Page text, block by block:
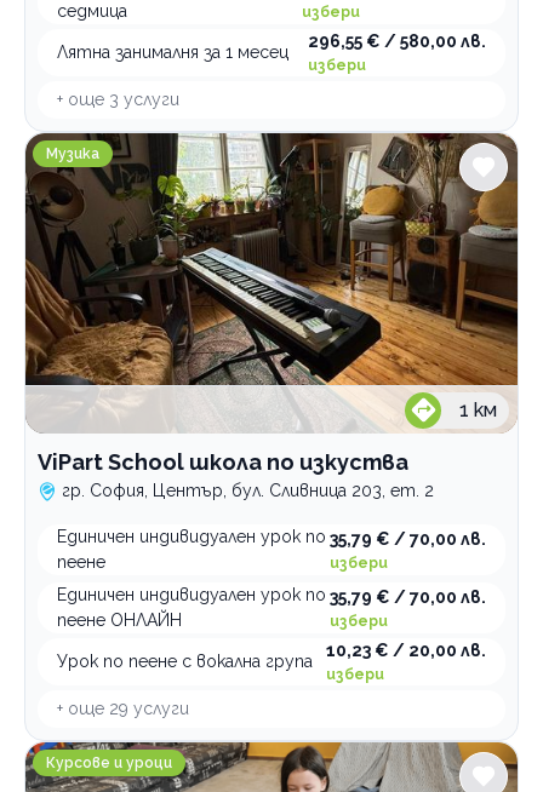
седмица
избери
Лятна занималня за 1 месец
296,55 € / 580,00 лв.
избери
+ още 3 услуги
ViPart School школа по изкуства
Музика
1 км
ViPart School школа по изкуства
гр. София, Център, бул. Сливница 203, ет. 2
Единичен индивидуален урок по
пеене
35,79 € / 70,00 лв.
избери
Единичен индивидуален урок по
пеене ОНЛАЙН
35,79 € / 70,00 лв.
избери
Урок по пеене с вокална група
10,23 € / 20,00 лв.
избери
+ още 29 услуги
Детска академия Viki Kids
Курсове и уроци